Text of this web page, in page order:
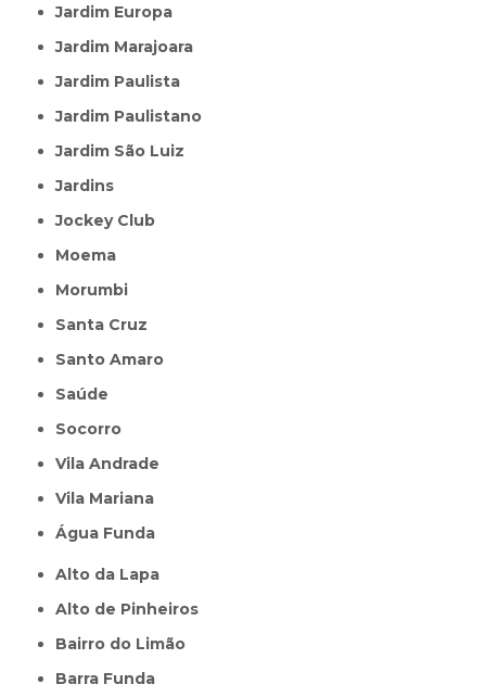
Jardim Europa
Jardim Marajoara
Jardim Paulista
Jardim Paulistano
Jardim São Luiz
Jardins
Jockey Club
Moema
Morumbi
Santa Cruz
Santo Amaro
Saúde
Socorro
Vila Andrade
Vila Mariana
Água Funda
Alto da Lapa
Alto de Pinheiros
Bairro do Limão
Barra Funda